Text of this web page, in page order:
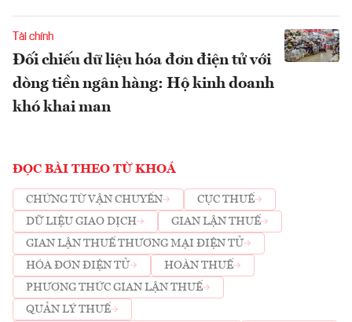
Tài chính
Đối chiếu dữ liệu hóa đơn điện tử với
dòng tiền ngân hàng: Hộ kinh doanh
khó khai man
ĐỌC BÀI THEO TỪ KHOÁ
CHỨNG TỪ VẬN CHUYỂN
CỤC THUẾ
DỮ LIỆU GIAO DỊCH
GIAN LẬN THUẾ
GIAN LẬN THUẾ THƯƠNG MẠI ĐIỆN TỬ
HÓA ĐƠN ĐIỆN TỬ
HOÀN THUẾ
PHƯƠNG THỨC GIAN LẬN THUẾ
QUẢN LÝ THUẾ